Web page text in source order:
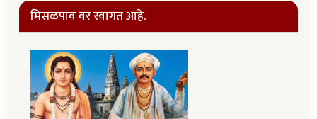
मिसळपाव वर स्वागत आहे.